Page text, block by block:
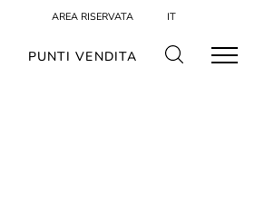
AREA RISERVATA IT
PUNTI VENDITA